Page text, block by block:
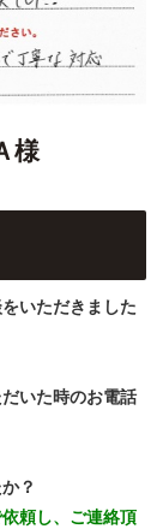
様
いただきました
いた時のお電話
？
頼し、ご連絡頂